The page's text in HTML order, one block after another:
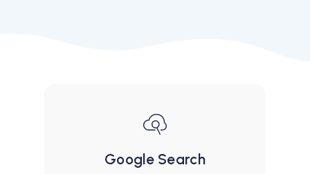
Google Search